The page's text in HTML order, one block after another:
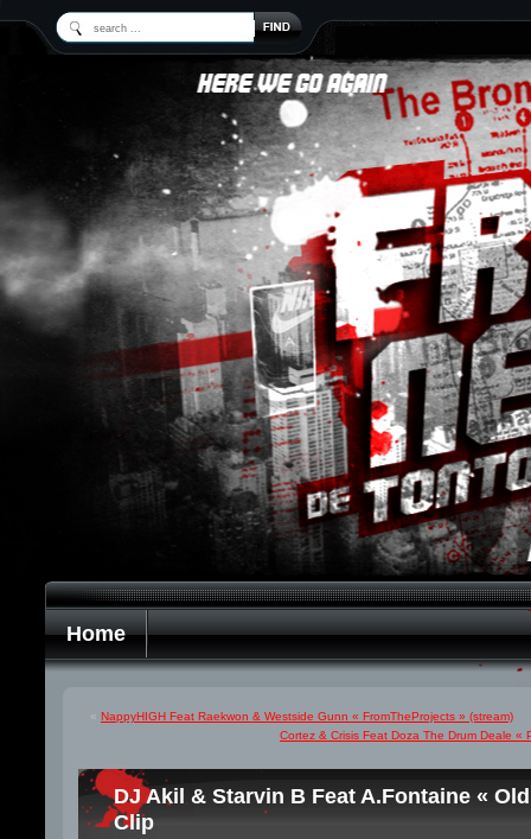
Home
« NappyHIGH Feat Raekwon & Westside Gunn « FromTheProjects » (stream)
Cortez & Crisis Feat Doza The Drum Deale «
DJ Akil & Starvin B Feat A.Fontaine «
Clip